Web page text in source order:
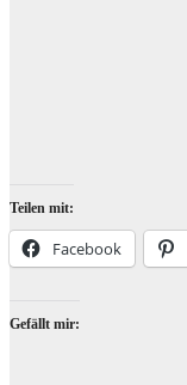
Teilen mit:
Facebook
Gefällt mir: